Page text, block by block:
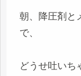
朝、降圧剤と
で、
どうせ吐いち